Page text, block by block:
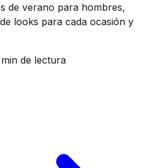
de verano para hombres,
looks para cada ocasión y
de lectura